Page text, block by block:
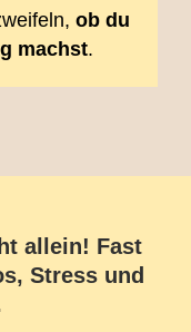
ob du
machst.
allein! Fast
Stress und